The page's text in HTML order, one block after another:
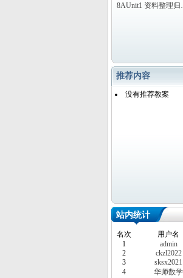
8AUnit1 资料整理
推荐内容
没有推荐教案
站内统计
名次 用户名
1
admin
2
ckzl2022
3
sksx2021
4
华师数学